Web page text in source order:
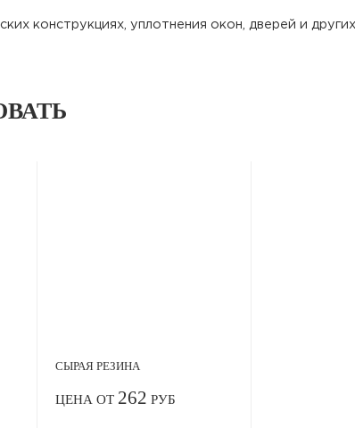
конструкциях, уплотнения окон, дверей и
СЫРАЯ РЕЗИНА
ЦЕНА ОТ 262 РУБ